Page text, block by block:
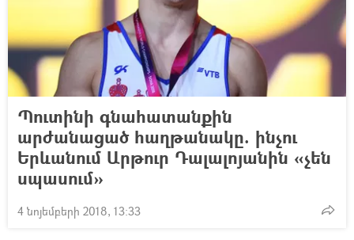
Պուտինի գնահատանքին
արժանացած հաղթանակը. ինչու
Երևանում Արթուր Դալալոյանին «չեն
սպասում»
4 նոյեմբերի 2018, 13:33